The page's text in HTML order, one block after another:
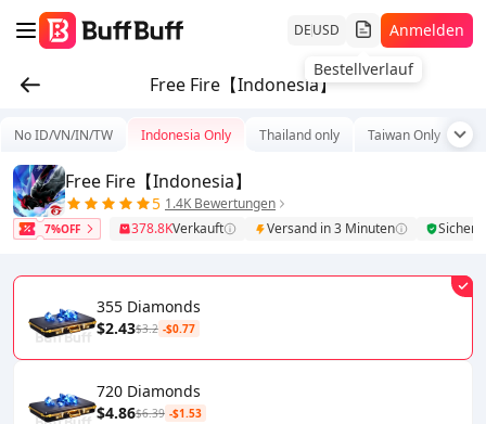
DEUSD
Bestellverlauf
Anmelden
Free Fire【Indonesia】
No ID/VN/IN/TW Indonesia Only Thailand only Taiwan Only
Free Fire【Indonesia】
5 1.4K Bewertungen
7%OFF 378.8KVerkauft Versand in 3 Minuten Sicher
355 Diamonds
$2.43$3.2 -$0.77
720 Diamonds
$4.86$6.39 -$1.53